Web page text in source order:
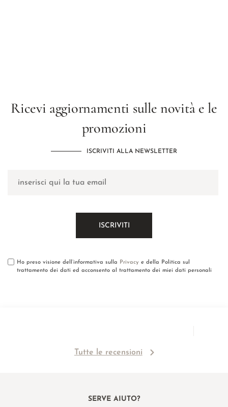
Ricevi aggiornamenti sulle novità e le
promozioni
ISCRIVITI ALLA NEWSLETTER
Ho preso visione dell’informativa sulla Privacy e della Politica sul
trattamento dei dati ed acconsento al trattamento dei miei dati personali
Tutte le recensioni
SERVE AIUTO?